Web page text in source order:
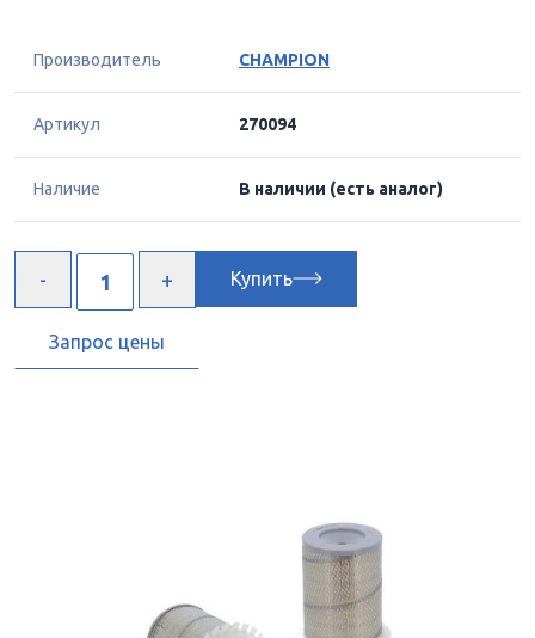
Производитель CHAMPION
Артикул 270094
Наличие В наличии (есть аналог)
Купить
Запрос цены